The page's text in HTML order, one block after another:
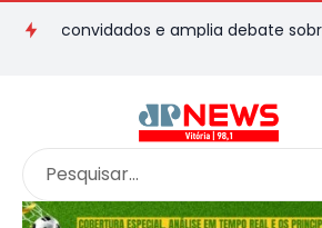
e amplia debate sobre